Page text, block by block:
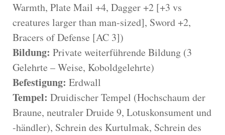
Warmth, Plate Mail +4, Dagger +2 [+3 vs
creatures larger than man-sized], Sword +2,
Bracers of Defense [AC 3])
Bildung: Private weiterführende Bildung (3
Gelehrte – Weise, Koboldgelehrte)
Befestigung: Erdwall
Tempel: Druidischer Tempel (Hochschaum der
Braune, neutraler Druide 9, Lotuskonsument und
-händler), Schrein des Kurtulmak, Schrein des